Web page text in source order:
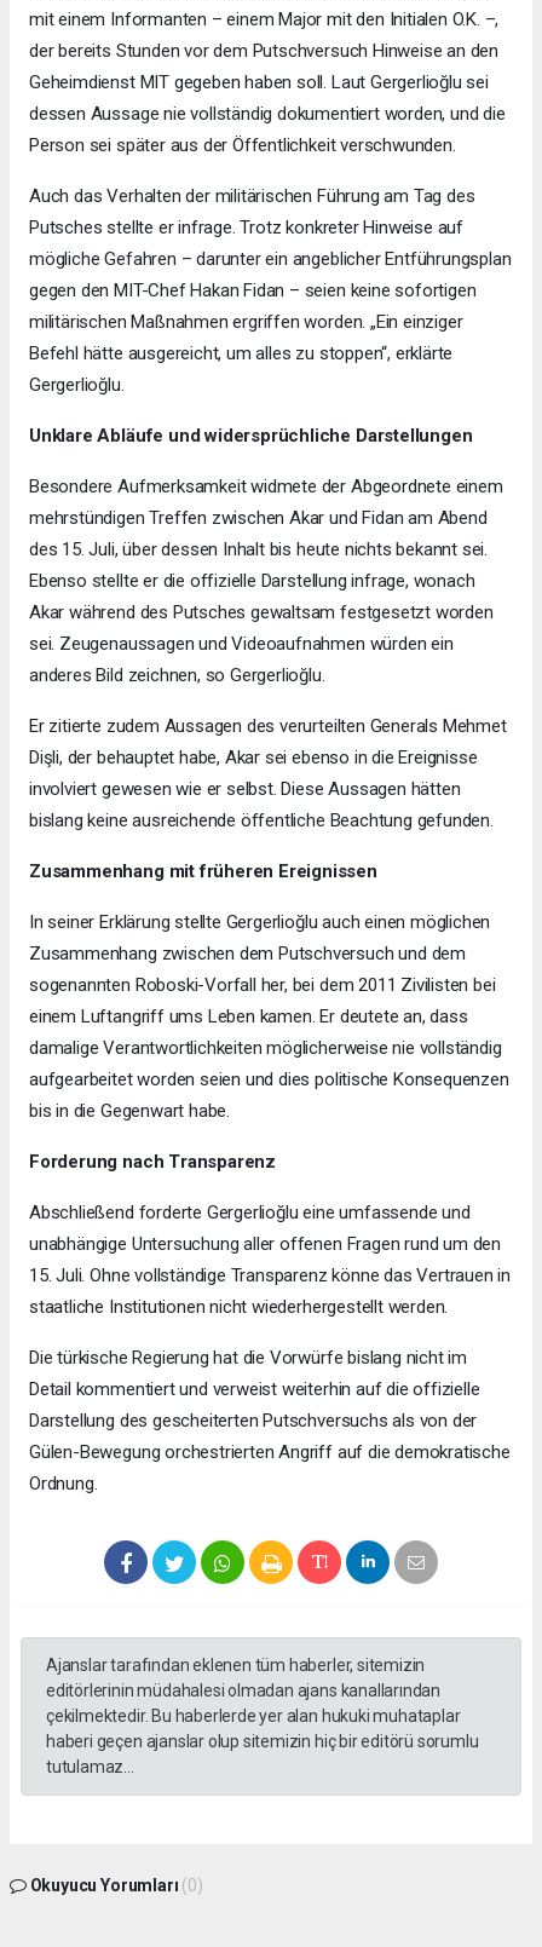
mit einem Informanten – einem Major mit den Initialen O.K. –,
der bereits Stunden vor dem Putschversuch Hinweise an den
Geheimdienst MIT gegeben haben soll. Laut Gergerlioğlu sei
dessen Aussage nie vollständig dokumentiert worden, und die
Person sei später aus der Öffentlichkeit verschwunden.
Auch das Verhalten der militärischen Führung am Tag des
Putsches stellte er infrage. Trotz konkreter Hinweise auf
mögliche Gefahren – darunter ein angeblicher Entführungsplan
gegen den MIT-Chef Hakan Fidan – seien keine sofortigen
militärischen Maßnahmen ergriffen worden. „Ein einziger
Befehl hätte ausgereicht, um alles zu stoppen“, erklärte
Gergerlioğlu.
Unklare Abläufe und widersprüchliche Darstellungen
Besondere Aufmerksamkeit widmete der Abgeordnete einem
mehrstündigen Treffen zwischen Akar und Fidan am Abend
des 15. Juli, über dessen Inhalt bis heute nichts bekannt sei.
Ebenso stellte er die offizielle Darstellung infrage, wonach
Akar während des Putsches gewaltsam festgesetzt worden
sei. Zeugenaussagen und Videoaufnahmen würden ein
anderes Bild zeichnen, so Gergerlioğlu.
Er zitierte zudem Aussagen des verurteilten Generals Mehmet
Dişli, der behauptet habe, Akar sei ebenso in die Ereignisse
involviert gewesen wie er selbst. Diese Aussagen hätten
bislang keine ausreichende öffentliche Beachtung gefunden.
Zusammenhang mit früheren Ereignissen
In seiner Erklärung stellte Gergerlioğlu auch einen möglichen
Zusammenhang zwischen dem Putschversuch und dem
sogenannten Roboski-Vorfall her, bei dem 2011 Zivilisten bei
einem Luftangriff ums Leben kamen. Er deutete an, dass
damalige Verantwortlichkeiten möglicherweise nie vollständig
aufgearbeitet worden seien und dies politische Konsequenzen
bis in die Gegenwart habe.
Forderung nach Transparenz
Abschließend forderte Gergerlioğlu eine umfassende und
unabhängige Untersuchung aller offenen Fragen rund um den
15. Juli. Ohne vollständige Transparenz könne das Vertrauen in
staatliche Institutionen nicht wiederhergestellt werden.
Die türkische Regierung hat die Vorwürfe bislang nicht im
Detail kommentiert und verweist weiterhin auf die offizielle
Darstellung des gescheiterten Putschversuchs als von der
Gülen-Bewegung orchestrierten Angriff auf die demokratische
Ordnung.
Ajanslar tarafından eklenen tüm haberler, sitemizin
editörlerinin müdahalesi olmadan ajans kanallarından
çekilmektedir. Bu haberlerde yer alan hukuki muhataplar
haberi geçen ajanslar olup sitemizin hiç bir editörü sorumlu
tutulamaz...
Okuyucu Yorumları (0)